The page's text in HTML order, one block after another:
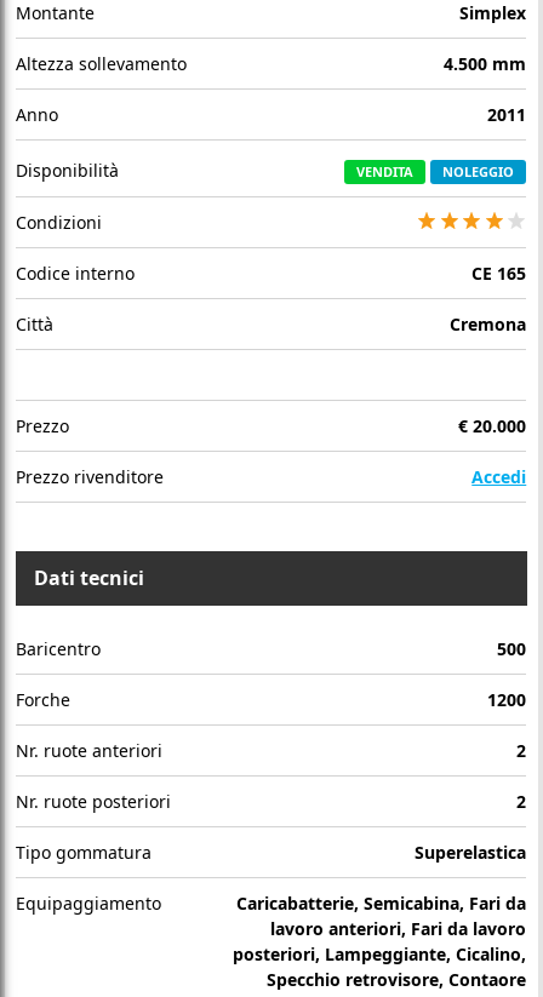
Montante Simplex
Altezza sollevamento 4.500 mm
Anno 2011
Disponibilità VENDITA NOLEGGIO
Condizioni
Codice interno CE 165
Città Cremona
Prezzo € 20.000
Prezzo rivenditore Accedi
Dati tecnici
Baricentro 500
Forche 1200
Nr. ruote anteriori 2
Nr. ruote posteriori 2
Tipo gommatura Superelastica
Equipaggiamento
Caricabatterie, Semicabina, Fari da
lavoro anteriori, Fari da lavoro
posteriori, Lampeggiante, Cicalino,
Specchio retrovisore, Contaore